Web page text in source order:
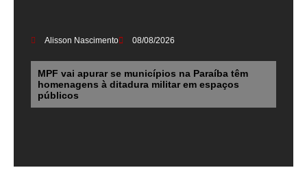
Alisson Nascimento 08/08/2026
MPF vai apurar se municípios na Paraíba têm
homenagens à ditadura militar em espaços
públicos